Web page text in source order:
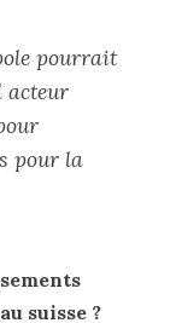
pourrait
acteur
pour la
suisse ?